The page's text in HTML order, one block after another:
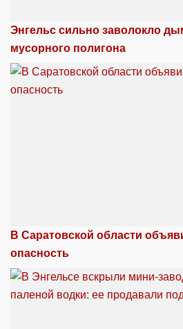
Энгельс сильно заволокло
мусорного полигона
В Саратовской области
опасность